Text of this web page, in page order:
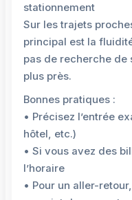
stationnement
Sur les trajets
principal est la
pas de recherche de
plus près.
Bonnes pratiques :
• Précisez l’entrée
hôtel, etc.)
• Si vous avez des
l’horaire
• Pour un aller-